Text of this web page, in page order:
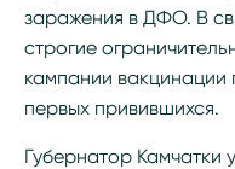
заражения в ДФО. В
строгие
кампании вакцинации
первых привившихся.
Губернатор Камчатки